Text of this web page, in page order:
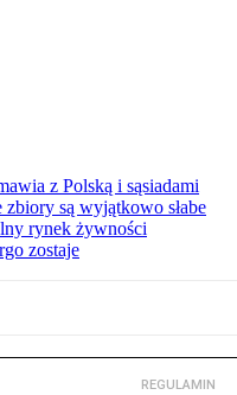
z Polską i sąsiadami
są wyjątkowo słabe
rynek żywności
zostaje
REGULAMIN